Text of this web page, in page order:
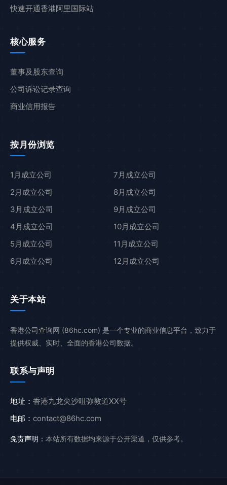
快速开通香港阿里国际站
核心服务
董事及股东查询
公司诉讼记录查询
商业信用报告
按月份浏览
1月成立公司
2月成立公司
3月成立公司
4月成立公司
5月成立公司
6月成立公司
7月成立公司
8月成立公司
9月成立公司
10月成立公司
11月成立公司
12月成立公司
关于本站
香港公司查询网 (86hc.com) 是一个专业的商业信息平台，致力于
提供权威、实时、全面的香港公司数据。
联系与声明
地址： 香港九龙尖沙咀弥敦道XX号
电邮： contact@86hc.com
免责声明： 本站所有数据均来源于公开渠道，仅供参考。